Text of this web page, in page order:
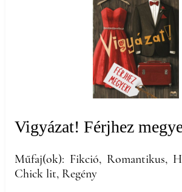
Vigyázat! Férjhez
Műfaj(ok): Fikció, Romantikus,
Chick lit, Regény